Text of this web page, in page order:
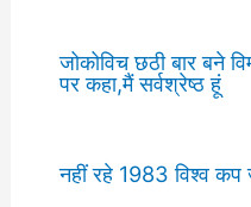
जोकोविच छठी बार बने
पर कहा,मैं सर्वश्रेष्ठ हूं
नहीं रहे 1983 विश्व कप